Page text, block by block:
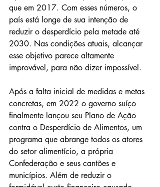
que em 2017. Com esses números, o
país está longe de sua intenção de
reduzir o desperdício pela metade até
2030. Nas condições atuais, alcançar
esse objetivo parece altamente
improvável, para não dizer impossível.
Após a falta inicial de medidas e metas
concretas, em 2022 o governo suíço
finalmente lançou seu Plano de Ação
contra o Desperdício de Alimentos, um
programa que abrange todos os atores
do setor alimentício, a própria
Confederação e seus cantões e
municípios. Além de reduzir o